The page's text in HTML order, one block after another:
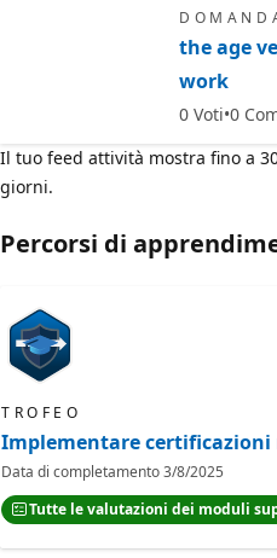
the age
work
0 Voti 0
Il tuo feed attività mostra fino a
giorni.
Percorsi di
TROFEO
Implementare certificazioni
Data di completamento3/8/2025
Tutte le valutazioni dei moduli